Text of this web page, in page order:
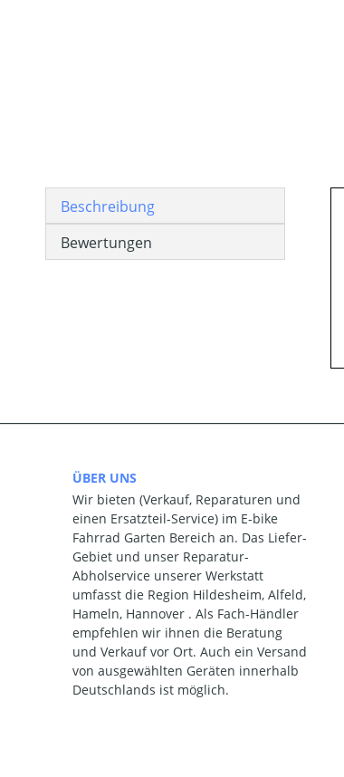
Beschreibung
Bewertungen
ÜBER UNS
Wir bieten (Verkauf, Reparaturen und
einen Ersatzteil-Service) im E-bike
Fahrrad Garten Bereich an. Das Liefer-
Gebiet und unser Reparatur-
Abholservice unserer Werkstatt
umfasst die Region Hildesheim, Alfeld,
Hameln, Hannover . Als Fach-Händler
empfehlen wir ihnen die Beratung
und Verkauf vor Ort. Auch ein Versand
von ausgewählten Geräten innerhalb
Deutschlands ist möglich.